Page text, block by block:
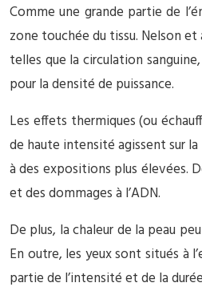
Comme une grande partie de
zone touchée du tissu. Nelson
telles que la circulation
pour la densité de puissance.
Les effets thermiques (ou
de haute intensité agissent sur
à des expositions plus élevées.
et des dommages à l’ADN.
De plus, la chaleur de la peau
En outre, les yeux sont situés à
partie de l’intensité et de la